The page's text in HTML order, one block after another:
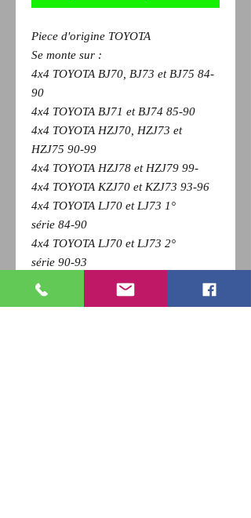
Piece d'origine TOYOTA
Se monte sur :
4x4 TOYOTA BJ70, BJ73 et BJ75 84-
90
4x4 TOYOTA BJ71 et BJ74 85-90
4x4 TOYOTA HZJ70, HZJ73 et
HZJ75 90-99
4x4 TOYOTA HZJ78 et HZJ79 99-
4x4 TOYOTA KZJ70 et KZJ73 93-96
4x4 TOYOTA LJ70 et LJ73 1°
série 84-90
4x4 TOYOTA LJ70 et LJ73 2°
série 90-93
4x4 TOYOTA PZJ70, PZJ73 et
PZJ75 85-90